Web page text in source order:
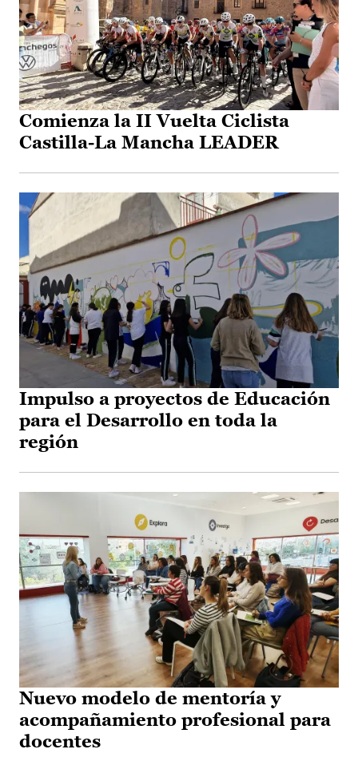
Comienza la II Vuelta Ciclista
Castilla-La Mancha LEADER
Impulso a proyectos de Educación
para el Desarrollo en toda la
región
Nuevo modelo de mentoría y
acompañamiento profesional para
docentes